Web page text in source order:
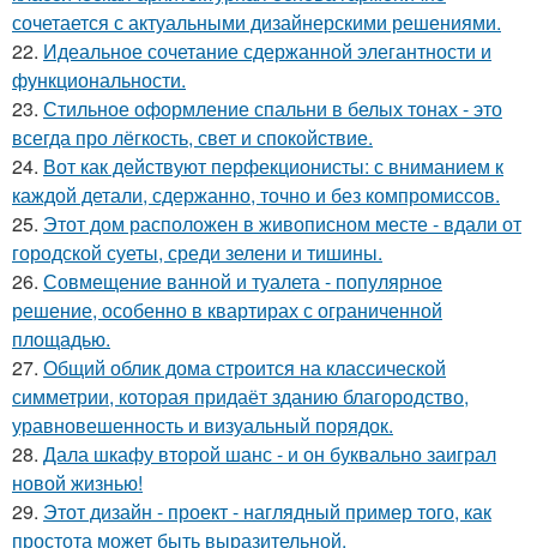
сочетается с актуальными дизайнерскими решениями.
22. Идеальное сочетание сдержанной элегантности и
функциональности.
23. Стильное оформление спальни в белых тонах - это
всегда про лёгкость, свет и спокойствие.
24. Вот как действуют перфекционисты: с вниманием к
каждой детали, сдержанно, точно и без компромиссов.
25. Этот дом расположен в живописном месте - вдали от
городской суеты, среди зелени и тишины.
26. Совмещение ванной и туалета - популярное
решение, особенно в квартирах с ограниченной
площадью.
27. Общий облик дома строится на классической
симметрии, которая придаёт зданию благородство,
уравновешенность и визуальный порядок.
28. Дала шкафу второй шанс - и он буквально заиграл
новой жизнью!
29. Этот дизайн - проект - наглядный пример того, как
простота может быть выразительной.